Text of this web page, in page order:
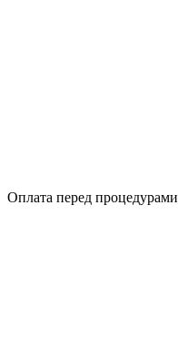
Оплата перед процедурами